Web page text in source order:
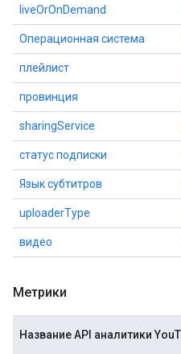
liveOrOnDemand
Операционная система
плейлист
провинция
sharingService
статус подписки
Язык субтитров
uploaderType
видео
Метрики
Название API аналитики